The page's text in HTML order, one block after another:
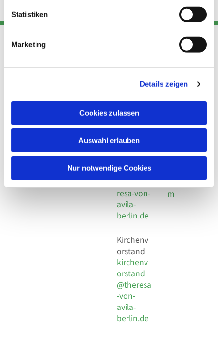
Statistiken
Marketing
Details zeigen
Cookies zulassen
Auswahl erlauben
Nur notwendige Cookies
Adresse
Kirchengemeinde Pfarrei
Hl. Theresa von Avila Berlin
Leitender Pfarrer - Norbert
Behaimstr. 39
Kont
Telefon
+49 30
924 64 28
Fax +49
30 924 54
18
E-Mail
info@the
resa-von-
avila-
berlin.de
Kirchenv
orstand
kirchenv
orstand
@theresa
-von-
avila-
berlin.de
Links
Datensch
utz
Social
Impressu
m